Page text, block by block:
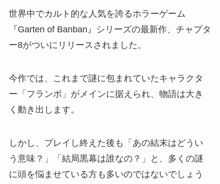
世界中でカルト的な人気を誇るホラーゲーム
『Garten of Banban』シリーズの最新作、チャプタ
ー8がついにリリースされました。
今作では、これまで謎に包まれていたキャラクタ
ー「フランボ」がメインに据えられ、物語は大き
く動き出します。
しかし、プレイし終えた後も「あの結末はどうい
う意味？」「結局黒幕は誰なの？」と、多くの謎
に頭を悩ませている方も多いのではないでしょう